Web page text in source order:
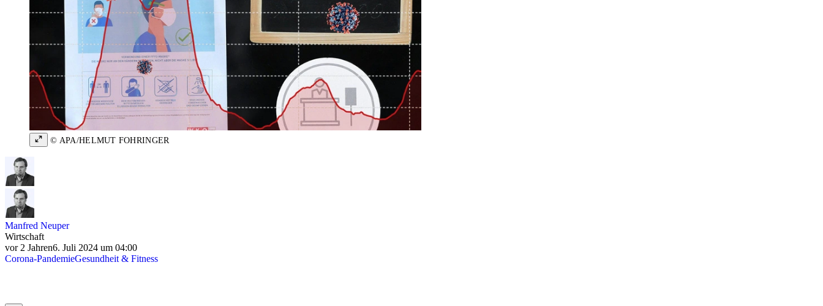
© APA/HELMUT FOHRINGER
Manfred Neuper
Wirtschaft
vor 2 Jahren6. Juli 2024 um 04:00
Corona-PandemieGesundheit & Fitness